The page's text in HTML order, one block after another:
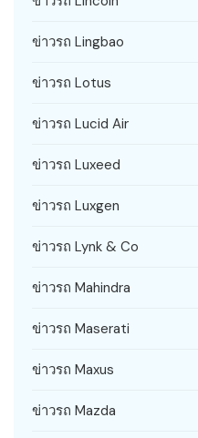
ข่าวรถ Lingbao
ข่าวรถ Lotus
ข่าวรถ Lucid Air
ข่าวรถ Luxeed
ข่าวรถ Luxgen
ข่าวรถ Lynk & Co
ข่าวรถ Mahindra
ข่าวรถ Maserati
ข่าวรถ Maxus
ข่าวรถ Mazda